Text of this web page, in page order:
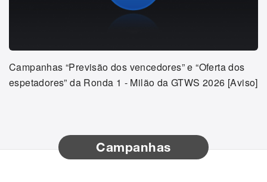
Campanhas “Previsão dos vencedores” e “Oferta dos
espetadores” da Ronda 1 - Milão da GTWS 2026 [Aviso]
Campanhas